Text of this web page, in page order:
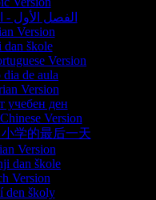
الفصل الأول -
škole
de aula
учебен ден
学的最后一天
dan škole
den školy